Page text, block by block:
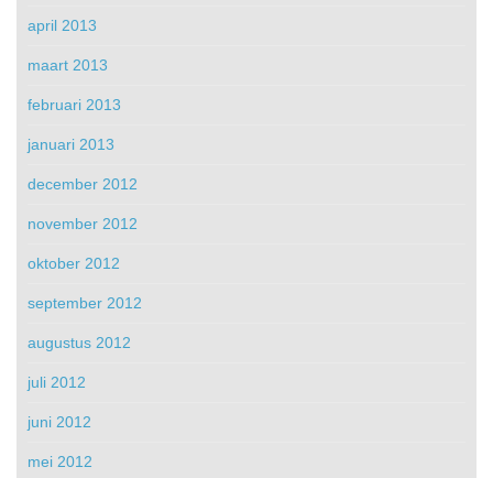
april 2013
maart 2013
februari 2013
januari 2013
december 2012
november 2012
oktober 2012
september 2012
augustus 2012
juli 2012
juni 2012
mei 2012